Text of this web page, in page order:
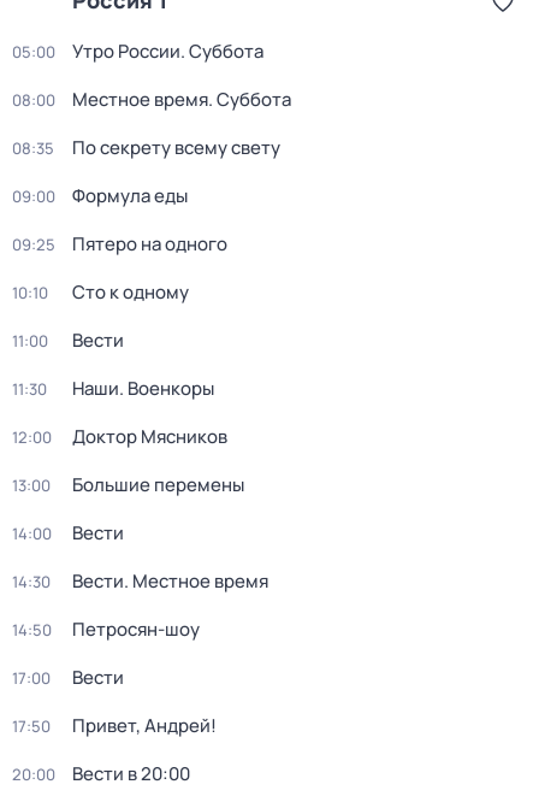
05:00 Утро России. Суббота
08:00 Местное время. Суббота
08:35 По секрету всему свету
09:00 Формула еды
09:25 Пятеро на одного
10:10 Сто к одному
11:00 Вести
11:30 Наши. Военкоры
12:00 Доктор Мясников
13:00 Большие перемены
14:00 Вести
14:30 Вести. Местное время
14:50 Петросян-шоу
17:00 Вести
17:50 Привет, Андрей!
20:00 Вести в 20:00